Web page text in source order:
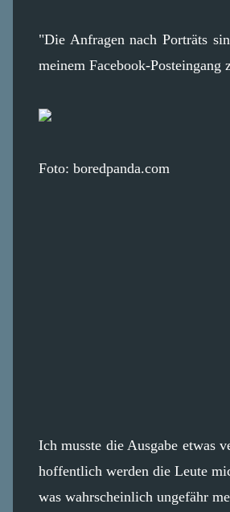
"Die Anfragen nach Porträts
meinem Facebook-
Foto: boredpanda.com
Ich musste die Ausgabe etwas
hoffentlich werden die Leute
was wahrscheinlich ungefähr